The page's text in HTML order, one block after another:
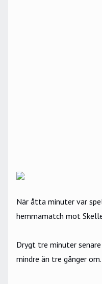
När åtta minuter var
hemmamatch mot
Drygt tre minuter
mindre än tre gånger om.